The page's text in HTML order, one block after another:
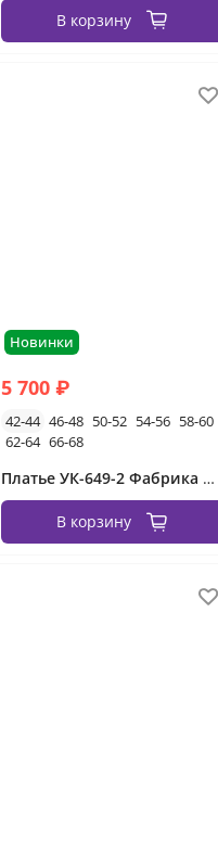
В корзину
Новинки
5 700 ₽
42-44 46-48 50-52 54-56 58-60
62-64 66-68
Платье УК-649-2 Фабрика Моды
В корзину